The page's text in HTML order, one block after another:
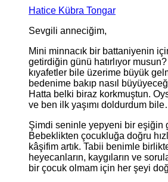
Hatice Kübra Tongar
Sevgili anneciğim,
Mini minnacık bir battaniyenin
getirdiğin günü hatırlıyor musun?
kıyafetler bile üzerime büyük
bedenime bakıp nasıl
Hatta belki biraz korkmuştun.
ve ben ilk yaşımı doldurdum
Şimdi seninle yepyeni bir eşiğin
Bebeklikten çocukluğa doğru
kâşifim artık. Tabii benimle
heyecanların, kaygıların ve
bir çocuk olmam için her şeyi